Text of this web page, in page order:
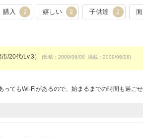
購入 2 嬉しい 2 子供達 2
/20代/Lv.3） (投稿：2009/06/08 掲載：2009/06/08)
てもWi-Fiがあるので、始まるまでの時間も過ごせ